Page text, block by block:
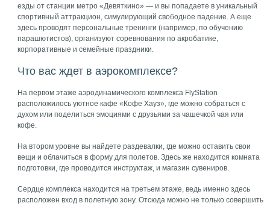
езды от станции метро «Девяткино» — и вы попадаете в уникальный
спортивный аттракцион, симулирующий свободное падение. А еще
здесь проводят персональные тренинги (например, по обучению
парашютистов), организуют соревнования по акробатике,
корпоративные и семейные праздники.
Что вас ждет в аэрокомплексе?
На первом этаже аэродинамического комплекса FlyStation
расположилось уютное кафе «Кофе Хауз», где можно собраться с
духом или поделиться эмоциями с друзьями за чашечкой чая или
кофе.
На втором уровне вы найдете раздевалки, где можно оставить свои
вещи и облачиться в форму для полетов. Здесь же находится комната
подготовки, где проводится инструктаж, и магазин сувениров.
Сердце комплекса находится на третьем этаже, ведь именно здесь
расположен вход в полетную зону. Отсюда можно не только совершить